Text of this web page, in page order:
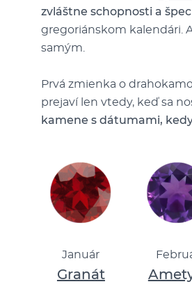
zvláštne schopnosti a
gregoriánskom kalendári.
samým.
Prvá zmienka o
prejaví len vtedy, keď sa
kamene s dátumami,
Január
Granát